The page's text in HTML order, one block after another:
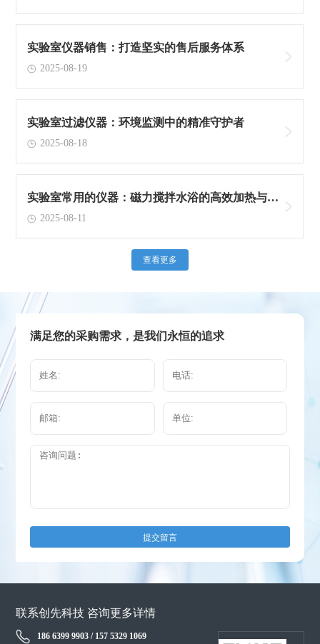
实验室仪器销售：打造坚实的售后服务体系
2025-08-19
实验室过滤仪器：环境监测中的精准守护者
2025-08-18
实验室常用的仪器：磁力搅拌水浴的高效加热与搅
拌功能
2025-08-11
查看更多
满足您的采购需求，是我们永恒的追求
提交留言
联系创先科技 咨询更多详情
186 6399 9903 / 157 5329 1069